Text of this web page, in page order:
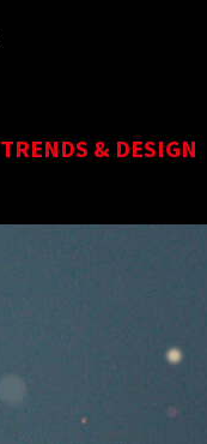
TRENDS & DESIGN